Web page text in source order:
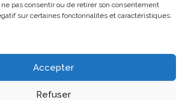
pas consentir ou de retirer son consentement
sur certaines fonctonnalités et caractéristiques.
Accepter
Refuser